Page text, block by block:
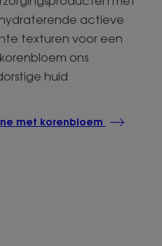
actieve
texturen voor een
ons
huid
met korenbloem